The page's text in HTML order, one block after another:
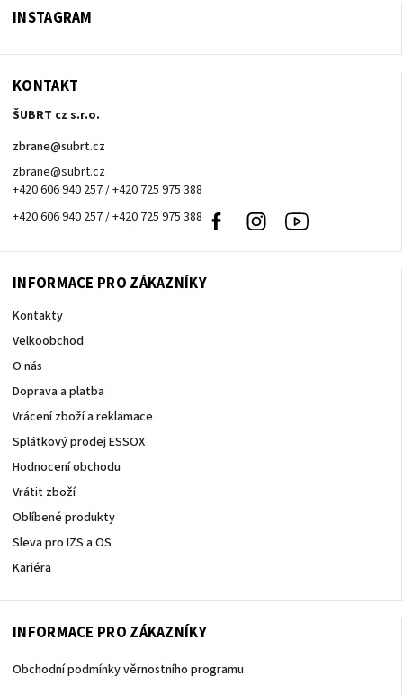
INSTAGRAM
KONTAKT
ŠUBRT cz s.r.o.
zbrane@subrt.cz
zbrane@subrt.cz
+420 606 940 257 / +420 725 975 388
+420 606 940 257 / +420 725 975 388
Facebook Instagram
INFORMACE PRO ZÁKAZNÍKY
Kontakty
Velkoobchod
O nás
Doprava a platba
Vrácení zboží a reklamace
Splátkový prodej ESSOX
Hodnocení obchodu
Vrátit zboží
Oblíbené produkty
Sleva pro IZS a OS
Kariéra
INFORMACE PRO ZÁKAZNÍKY
Obchodní podmínky věrnostního programu